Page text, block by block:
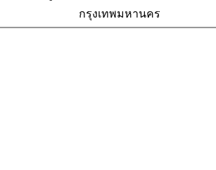
กรุงเทพมหานคร